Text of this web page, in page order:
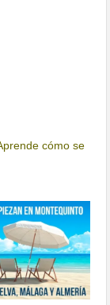
cómo se